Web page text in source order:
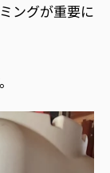
ングが重要に